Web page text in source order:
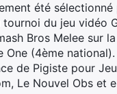
été sélectionné
du jeu vidéo
Bros Melee sur
One (4ème national).
de Pigiste pour
Le Nouvel Obs et e